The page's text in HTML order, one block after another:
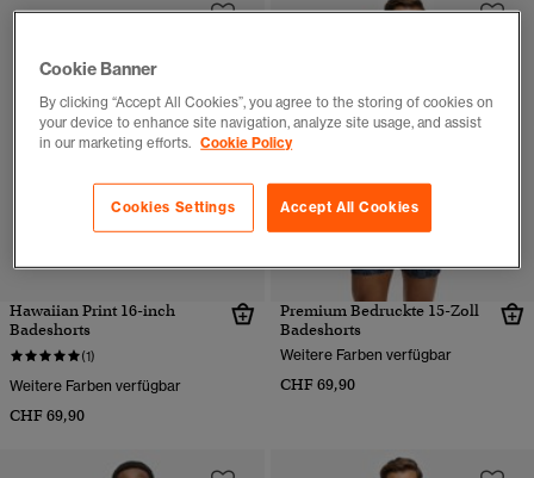
Hawaiian Print 16-inch
Badeshorts
(1)
Weitere Farben verfügbar
CHF 69,90
Premium Bedruckte 15-Zoll
Badeshorts
Weitere Farben verfügbar
CHF 69,90
Cookie Banner
By clicking “Accept All Cookies”, you agree to the storing of cookies on
your device to enhance site navigation, analyze site usage, and assist
in our marketing efforts. Cookie Policy
Accept All Cookies
Cookies Settings